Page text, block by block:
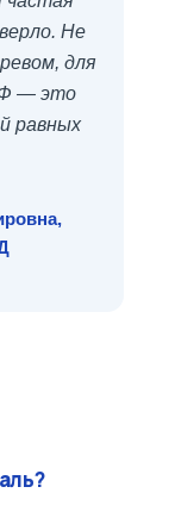
Не
для
— это
равных